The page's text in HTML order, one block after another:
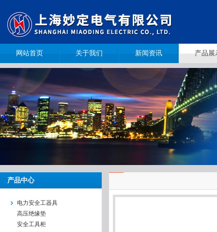
网站首页 关于我们 新闻资讯 产品展
产品中心
电力安全工器具
高压绝缘垫
安全工具柜